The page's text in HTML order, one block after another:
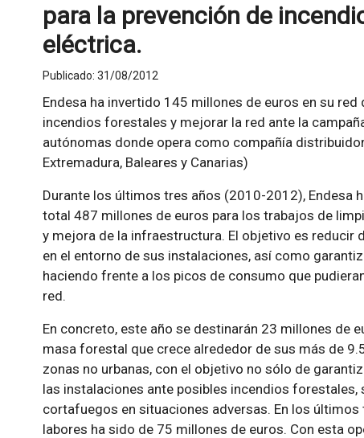
para la prevención de
eléctrica.
Publicado: 31/08/2012
Endesa ha invertido 145 millones de euros en su
incendios forestales y mejorar la red ante la
autónomas donde opera como compañía
Extremadura, Baleares y Canarias)
Durante los últimos tres años (2010-2012), Endesa
total 487 millones de euros para los trabajos de
y mejora de la infraestructura. El objetivo es reducir
en el entorno de sus instalaciones, así como
haciendo frente a los picos de consumo que
red.
En concreto, este año se destinarán 23 millones de
masa forestal que crece alrededor de sus más de
zonas no urbanas, con el objetivo no sólo de
las instalaciones ante posibles incendios
cortafuegos en situaciones adversas. En los
labores ha sido de 75 millones de euros. Con esta